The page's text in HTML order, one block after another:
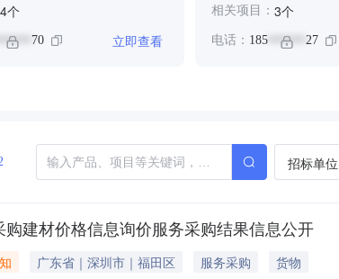
4个
****** 70 立即查看
相关项目： 3个
电话： 185****** 27
招标单位
购建材价格信息询价服务采购结果信息公开
广东省｜深圳市｜福田区 服务采购
货物